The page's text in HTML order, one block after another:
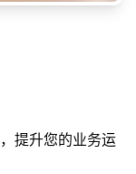
提升您的业务运